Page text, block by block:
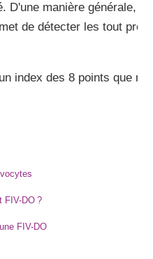
D'une manière générale,
de détecter les tout
index des 8 points que
FIV-DO ?
FIV-DO